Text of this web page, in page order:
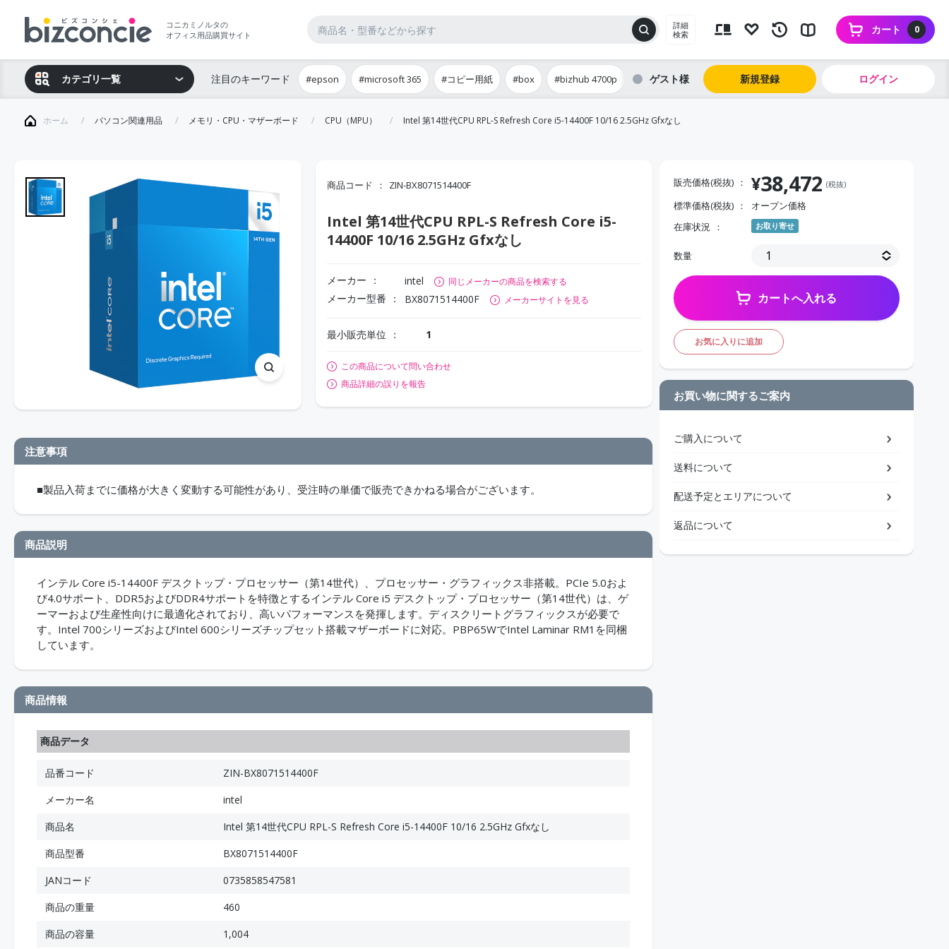
コニカミノルタの
オフィス用品購買サイト
詳細
検索
0
カート
カテゴリ一覧 注目のキーワード #epson #microsoft 365 #コピー用紙 #box #bizhub 4700p ゲスト 新規登録 ログイン
ホーム パソコン関連用品 メモリ・CPU・マザーボード CPU（MPU） Intel 第14世代CPU RPL-S Refresh Core i5-14400F 10/16 2.5GHz Gfxなし
商品コード ZIN-BX8071514400F
Intel 第14世代CPU RPL-S Refresh Core i5-
14400F 10/16 2.5GHz Gfxなし
メーカー intel 同じメーカーの商品を検索する
メーカー型番 BX8071514400F メーカーサイトを見る
最小販売単位 1
この商品について問い合わせ
商品詳細の誤りを報告
注意事項
■製品入荷までに価格が大きく変動する可能性があり、受注時の単価で販売できかねる場合がございます。
商品説明
インテル Core i5-14400F デスクトップ・プロセッサー（第14世代）、プロセッサー・グラフィックス非搭載。PCIe 5.0およ
び4.0サポート、DDR5およびDDR4サポートを特徴とするインテル Core i5 デスクトップ・プロセッサー（第14世代）は、ゲ
ーマーおよび生産性向けに最適化されており、高いパフォーマンスを発揮します。ディスクリートグラフィックスが必要で
す。Intel 700シリーズおよびIntel 600シリーズチップセット搭載マザーボードに対応。PBP65WでIntel Laminar RM1を同梱
しています。
商品情報
商品データ
品番コード
ZIN-BX8071514400F
メーカー名
intel
商品名
Intel 第14世代CPU RPL-S Refresh Core i5-14400F 10/16 2.5GHz Gfxなし
商品型番
BX8071514400F
JANコード
0735858547581
商品の重量
460
商品の容量
1,004
販売価格(税抜) ¥38,472 (税抜)
標準価格(税抜)
オープン価格
在庫状況
お取り寄せ
数量
カートへ入れる
お気に入りに追加
お買い物に関するご案内
ご購入について
送料について
配送予定とエリアについて
返品について